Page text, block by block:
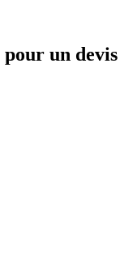
pour un devis